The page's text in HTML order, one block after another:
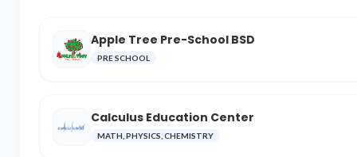
Apple Tree Pre-School BSD
PRE SCHOOL
Calculus Education Center
MATH, PHYSICS, CHEMISTRY